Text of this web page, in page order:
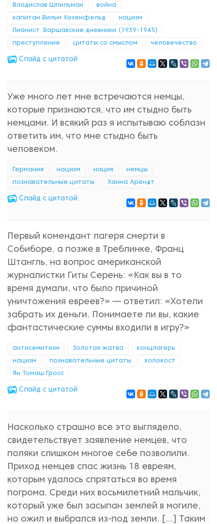
Владислав Шпильман война
капитан Вильм Хозенфельд нацизм
Пианист. Варшавские дневники (1939-1945)
преступление цитаты со смыслом человечество
Cлайд с цитатой
Уже много лет мне встречаются немцы,
которые признаются, что им стыдно быть
немцами. И всякий раз я испытываю соблазн
ответить им, что мне стыдно быть
человеком.
Германия нацизм нация немцы
познавательные цитаты Ханна Арендт
Cлайд с цитатой
Первый комендант лагеря смерти в
Собиборе, а позже в Треблинке, Франц
Штангль, на вопрос американской
журналистки Гиты Серень: «Как вы в то
время думали, что было причиной
уничтожения евреев?» — ответил: «Хотели
забрать их деньги. Понимаете ли вы, какие
фантастические суммы входили в игру?»
антисемитизм Золотая жатва концлагерь
нацизм познавательные цитаты холокост
Ян Томаш Гросс
Cлайд с цитатой
Насколько страшно все это выглядело,
свидетельствует заявление немцев, что
поляки слишком многое себе позволили.
Приход немцев спас жизнь 18 евреям,
которым удалось спрятаться во время
погрома. Среди них восьмилетний мальчик,
который уже был засыпан землей в могиле,
но ожил и выбрался из-под земли. […] Таким